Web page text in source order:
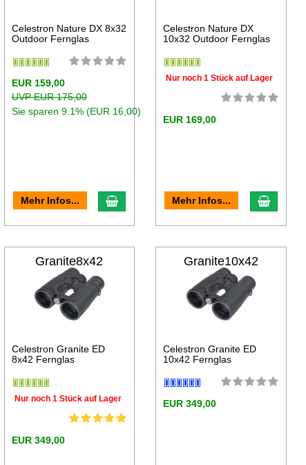
Celestron Nature DX 8x32
Outdoor Fernglas
EUR 159,00
UVP EUR 175,00
Sie sparen 9.1% (EUR 16,00)
Mehr Infos...
Celestron Nature DX
10x32 Outdoor Fernglas
Nur noch 1 Stück auf Lager
EUR 169,00
Mehr Infos...
Granite8x42
Celestron Granite ED
8x42 Fernglas
Nur noch 1 Stück auf Lager
EUR 349,00
Granite10x42
Celestron Granite ED
10x42 Fernglas
EUR 349,00